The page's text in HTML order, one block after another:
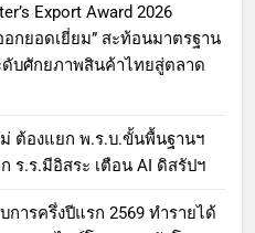
Export Award 2026
อกยอดเยี่ยม” สะท้อนมาตรฐาน
ดับศักยภาพสินค้าไทยสู่ตลาด
ม่ ต้องแยก พ.ร.บ.ขั้นพื้นฐานฯ
ร.ร.มีอิสระ เตือน AI ดิสรัปฯ
ารครึ่งปีแรก 2569 ทำรายได้